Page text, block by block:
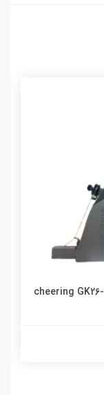
دستگاه سرکیسه دوزی دستی مدل چیرینگ cheering GK26-